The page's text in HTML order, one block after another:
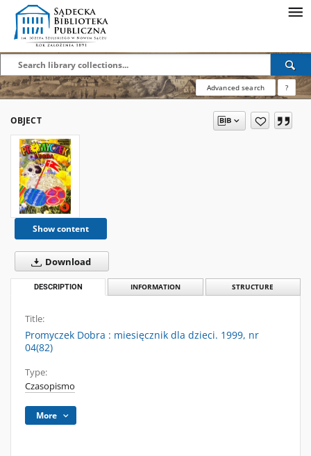
Advanced search ?
OBJECT
Show content
Download
DESCRIPTION INFORMATION STRUCTURE
Title:
Promyczek Dobra : miesięcznik dla dzieci. 1999, nr
04(82)
Type:
Czasopismo
More